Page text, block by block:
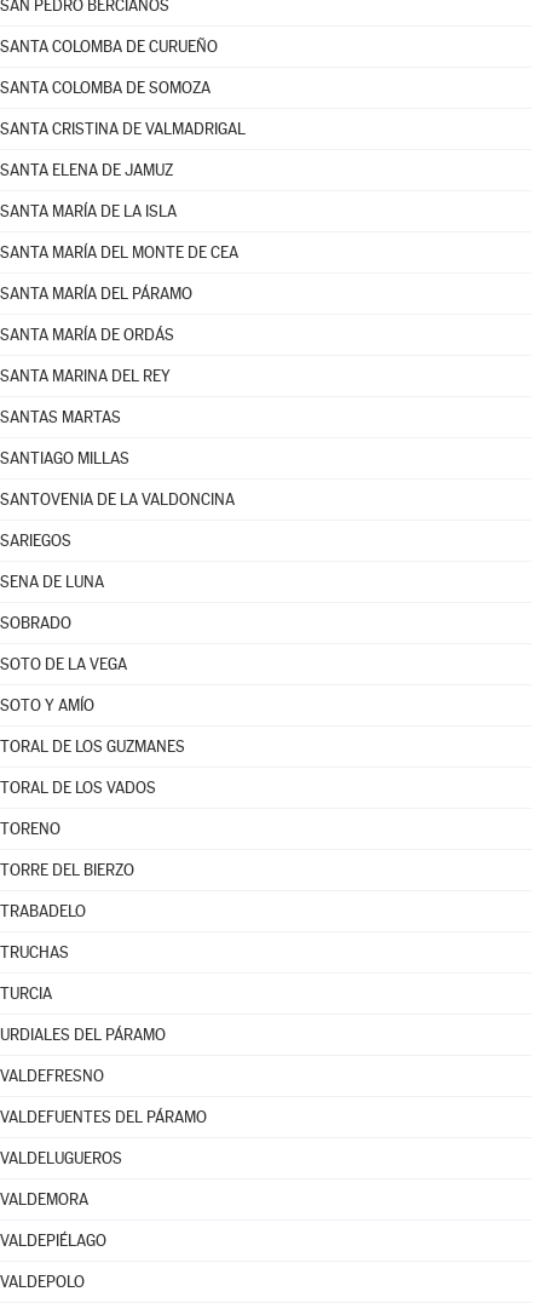
SAN PEDRO BERCIANOS
SANTA COLOMBA DE CURUEÑO
SANTA COLOMBA DE SOMOZA
SANTA CRISTINA DE VALMADRIGAL
SANTA ELENA DE JAMUZ
SANTA MARÍA DE LA ISLA
SANTA MARÍA DEL MONTE DE CEA
SANTA MARÍA DEL PÁRAMO
SANTA MARÍA DE ORDÁS
SANTA MARINA DEL REY
SANTAS MARTAS
SANTIAGO MILLAS
SANTOVENIA DE LA VALDONCINA
SARIEGOS
SENA DE LUNA
SOBRADO
SOTO DE LA VEGA
SOTO Y AMÍO
TORAL DE LOS GUZMANES
TORAL DE LOS VADOS
TORENO
TORRE DEL BIERZO
TRABADELO
TRUCHAS
TURCIA
URDIALES DEL PÁRAMO
VALDEFRESNO
VALDEFUENTES DEL PÁRAMO
VALDELUGUEROS
VALDEMORA
VALDEPIÉLAGO
VALDEPOLO